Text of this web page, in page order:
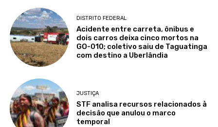
DISTRITO FEDERAL
Acidente entre carreta, ônibus e
dois carros deixa cinco mortos na
GO-010; coletivo saiu de Taguatinga
com destino a Uberlândia
JUSTIÇA
STF analisa recursos relacionados à
decisão que anulou o marco
temporal